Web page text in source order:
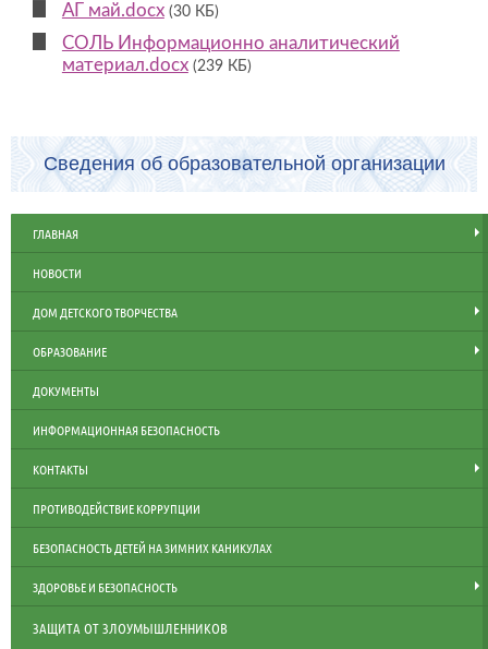
АГ май.docx (30 КБ)
СОЛЬ Информационно аналитический
материал.docx (239 КБ)
Сведения об образовательной организации
ГЛАВНАЯ
НОВОСТИ
ДОМ ДЕТСКОГО ТВОРЧЕСТВА
ОБРАЗОВАНИЕ
ДОКУМЕНТЫ
ИНФОРМАЦИОННАЯ БЕЗОПАСНОСТЬ
КОНТАКТЫ
ПРОТИВОДЕЙСТВИЕ КОРРУПЦИИ
БЕЗОПАСНОСТЬ ДЕТЕЙ НА ЗИМНИХ КАНИКУЛАХ
ЗДОРОВЬЕ И БЕЗОПАСНОСТЬ
ЗАЩИТА ОТ ЗЛОУМЫШЛЕННИКОВ